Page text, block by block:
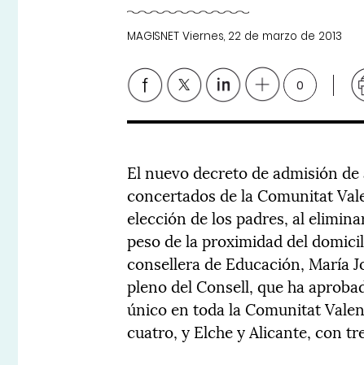
MAGISNET Viernes, 22 de marzo de 2013
0
El nuevo decreto de admisión
concertados de la Comunitat
elección de los padres, al
peso de la proximidad del
consellera de Educación, María
pleno del Consell, que ha
único en toda la Comunitat
cuatro, y Elche y Alicante, con